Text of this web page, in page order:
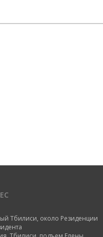
Тбилиси, около Резиденции